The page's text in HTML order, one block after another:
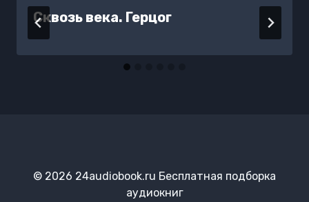
Сквозь века. Герцог
© 2026 24audiobook.ru Бесплатная подборка
аудиокниг